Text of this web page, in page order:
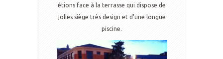
étions face à la terrasse qui dispose de
jolies siège très design et d’une longue
piscine.